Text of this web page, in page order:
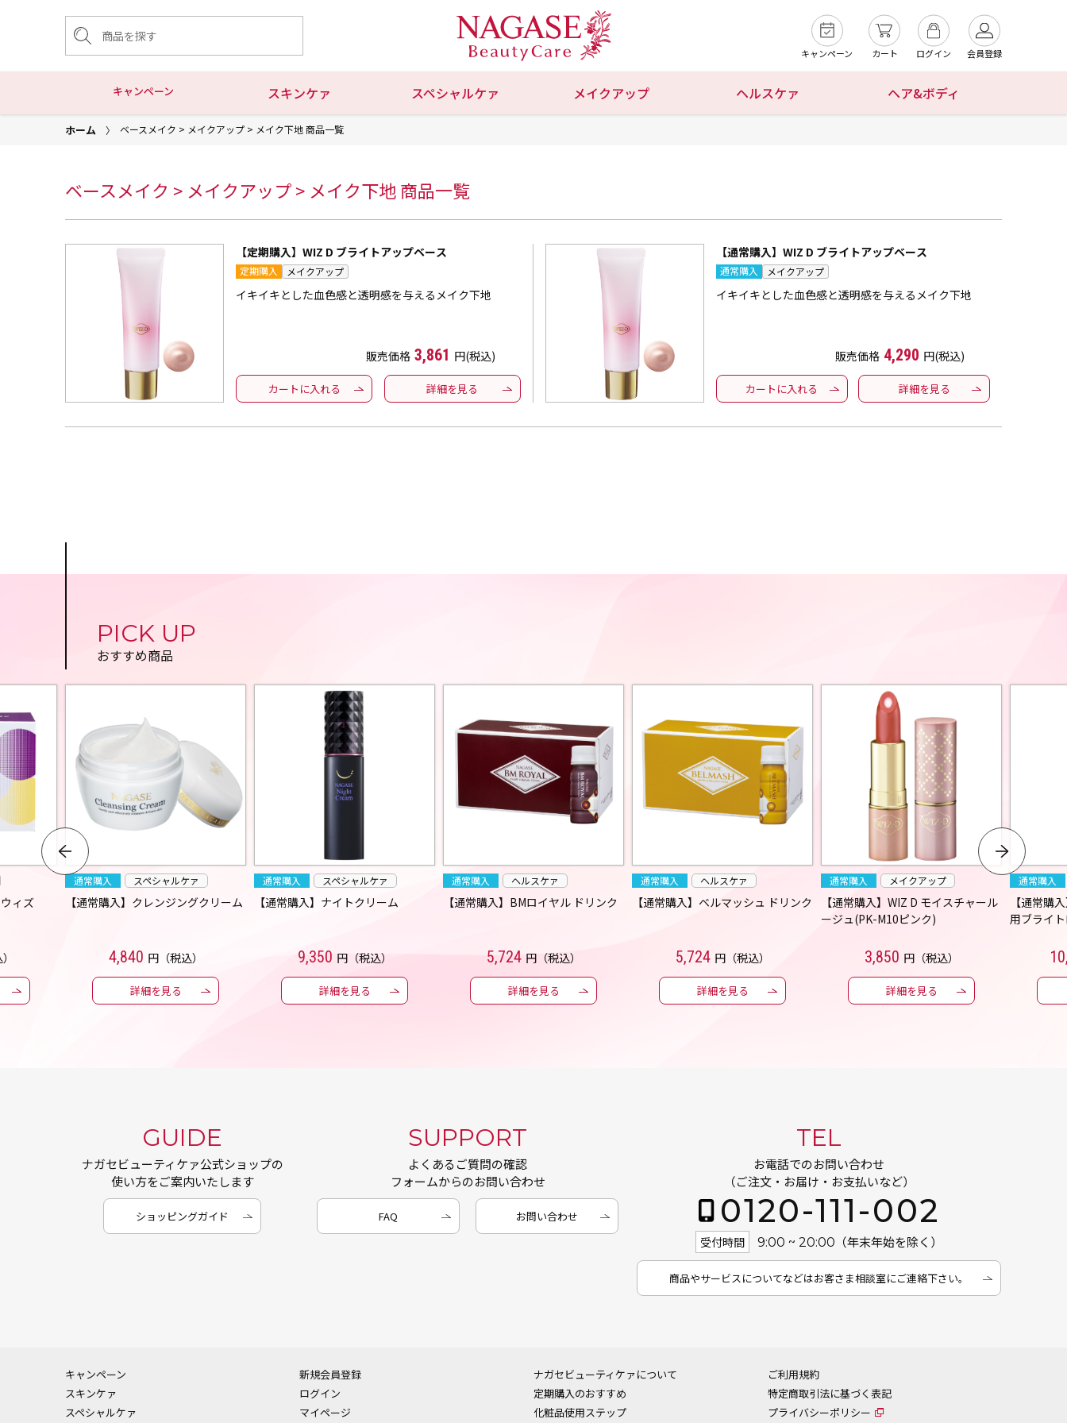
キャンペーン カート ログイン 会員登録
キャンペーン スキンケァ スペシャルケァ メイクアップ ヘルスケァ ヘア&ボディ
ホーム ベースメイク > メイクアップ > メイク下地 商品一覧
ベースメイク > メイクアップ > メイク下地 商品一覧
【定期購入】WIZ D ブライトアップベース
定期購入 メイクアップ
イキイキとした血色感と透明感を与えるメイク下地
販売価格 3,861 円(税込)
カートに入れる 詳細を見る
【通常購入】WIZ D ブライトアップベース
通常購入 メイクアップ
イキイキとした血色感と透明感を与えるメイク下地
販売価格 4,290 円(税込)
カートに入れる 詳細を見る
PICK UP
おすすめ商品
ィズ
通常購入 スペシャルケァ
【通常購入】クレンジングクリーム
4,840 円（税込）
詳細を見る
通常購入 スペシャルケァ
【通常購入】ナイトクリーム
9,350 円（税込）
詳細を見る
通常購入 ヘルスケァ
【通常購入】BMロイヤル ドリンク
5,724 円（税込）
詳細を見る
通常購入 ヘルスケァ
【通常購入】ベルマッシュ ドリンク
5,724 円（税込）
詳細を見る
通常購入 メイクアップ
【通常購入】WIZ D モイスチャール
ージュ(PK-M10ピンク)
3,850 円（税込）
詳細を見る
通常購入
【通常購
用ブライ
GUIDE
ナガセビューティケァ公式ショップの
使い方をご案内いたします
ショッピングガイド
SUPPORT
よくあるご質問の確認
フォームからのお問い合わせ
FAQ お問い合わせ
TEL
お電話でのお問い合わせ
（ご注文・お届け・お支払いなど）
0120-111-002
受付時間 9:00 ~ 20:00 （年末年始を除く）
商品やサービスについてなどはお客さま相談室にご連絡下さい。
キャンペーン
スキンケァ
スペシャルケァ
新規会員登録
ログイン
マイページ
ナガセビューティケァについて
定期購入のおすすめ
化粧品使用ステップ
ご利用規約
特定商取引法に基づく表記
プライバシーポリシー